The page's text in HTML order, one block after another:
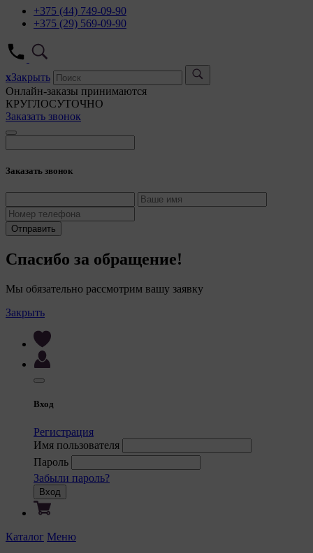
+375 (44) 749-09-90
+375 (29) 569-09-90
xЗакрыть
Онлайн-заказы принимаются
КРУГЛОСУТОЧНО
Заказать звонок
Заказать звонок
Отправить
Спасибо за обращение!
Мы обязательно рассмотрим вашу заявку
Закрыть
Вход
Регистрация
Имя пользователя
Пароль
Забыли пароль?
Вход
Каталог Меню